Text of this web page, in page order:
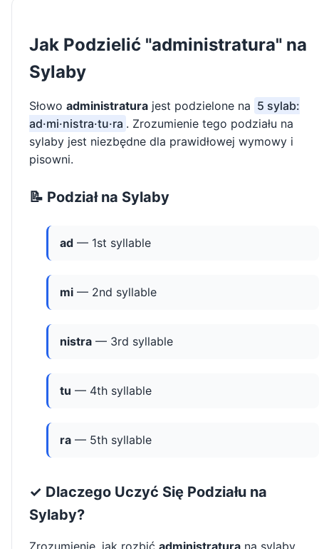
Jak Podzielić "administratura" na
Sylaby
Słowo administratura jest podzielone na 5 sylab:
ad·mi·nistra·tu·ra . Zrozumienie tego podziału na
sylaby jest niezbędne dla prawidłowej wymowy i
pisowni.
📝 Podział na Sylaby
ad — 1st syllable
mi — 2nd syllable
nistra — 3rd syllable
tu — 4th syllable
ra — 5th syllable
✓ Dlaczego Uczyć Się Podziału na
Sylaby?